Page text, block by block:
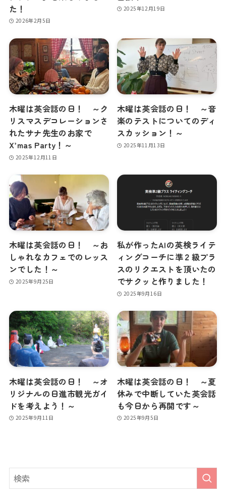
た！
2026年2月5日
2025年12月19日
木曜は英会話の日！ ～ク
リスマスデコレーションさ
れたサナ先生のお家で
X’mas Party！～
2025年12月11日
木曜は英会話の日！ ～音
楽のテストについてのディ
スカッション！～
2025年11月13日
木曜は英会話の日！ ～お
しゃれなカフェでのレッス
ンでした！～
2025年9月25日
私が作ったAIの英検ライテ
ィングコーチに準２級プラ
スのリクエストを頂いたの
でサクッと作りました！
2025年9月16日
木曜は英会話の日！ ～オ
リジナルの日進市観光ガイ
ドを考えよう！～
2025年9月11日
木曜は英会話の日！ ～夏
休みで中断していた英会話
も今日から再開です～
2025年9月5日